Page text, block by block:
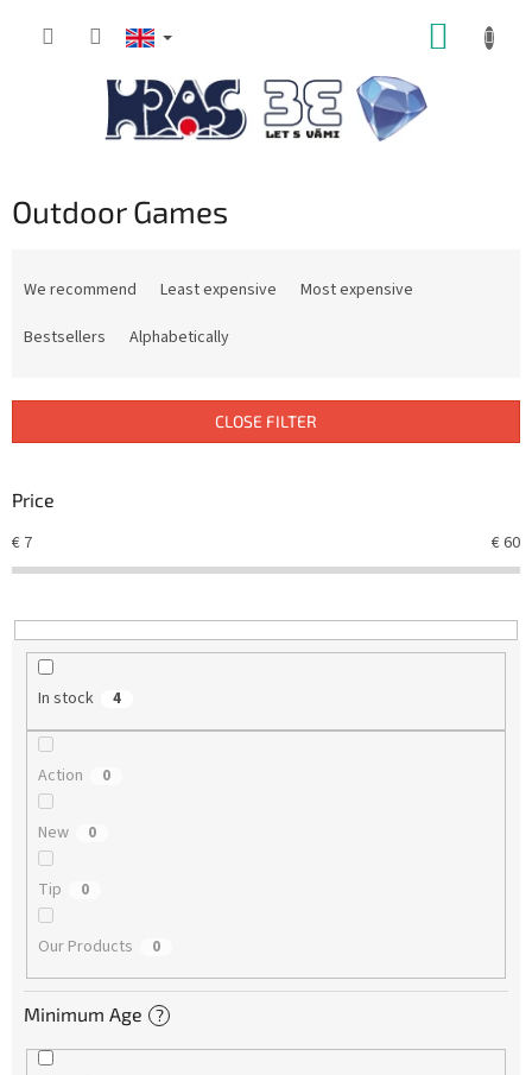
Outdoor Games
s
r
i
n
We recommend Least expensive
Most expensive
Bestsellers
Alphabetically
CLOSE FILTER
Price
€ 7 €60
In stock 4
Action 0
New 0
Tip 0
Our Products 0
Minimum Age ?